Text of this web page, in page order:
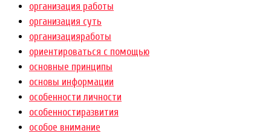
организация работы
организация суть
организацияработы
ориентироваться с помощью
основные принципы
основы информации
особенности личности
особенностиразвития
особое внимание